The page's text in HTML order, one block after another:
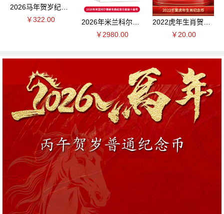
￥322.00
2026年米兰科尔蒂纳冬奥纪念币套装十连号
￥2980.00
￥20.00